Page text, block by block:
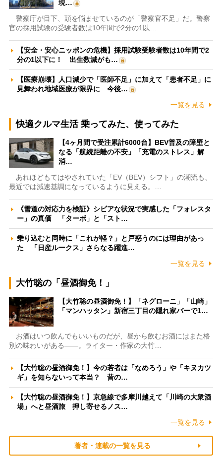
現…
警察庁が目下、頭を悩ませているのが「警察官不足」だ。警察
官の採用試験の受験者数は10年間で2分の1以…
【安全・安心ニッポンの危機】採用試験受験者数は10年間で2
分の1以下に！ 出生数減がも…
【医療崩壊】人口減少で「医師不足」に加えて「患者不足」に
見舞われ地域医療が限界に 今後…
一覧を見る
快適クルマ生活 乗ってみた、使ってみた
【4ヶ月間で受注累計6000台】BEV普及の障壁と
なる「航続距離の不安」「充電のストレス」解
消…
あれほどもてはやされていた「EV（BEV）シフト」の潮流も、
最近では減速基調になっているように見える。…
《雪道の対応力を検証》シビアな状況で実感した「フォレスタ
ー」の真価 「ターボ」と「スト…
乗り込むと同時に「これが軽？」と戸惑うのには理由があっ
た 「日産ルークス」さらなる躍進…
一覧を見る
大竹聡の「昼酒御免！」
【大竹聡の昼酒御免！】「ネグローニ」「山崎」
「マンハッタン」新宿三丁目の隠れ家バーで1…
お酒はいつ飲んでもいいものだが、昼から飲むお酒にはまた格
別の味わいがある――。ライター・作家の大竹…
【大竹聡の昼酒御免！】今の若者は「なめろう」や「キヌカツ
ギ」を知らないって本当？ 昔の…
【大竹聡の昼酒御免！】京急線で多摩川越えて「川崎の大衆酒
場」へと昼酒旅 押し寄せるノス…
一覧を見る
著者・連載の一覧を見る